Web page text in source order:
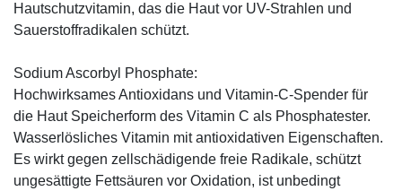
Hautschutzvitamin, das die Haut vor UV-Strahlen und
Sauerstoffradikalen schützt.
Sodium Ascorbyl Phosphate:
Hochwirksames Antioxidans und Vitamin-C-Spender für
die Haut Speicherform des Vitamin C als Phosphatester.
Wasserlösliches Vitamin mit antioxidativen Eigenschaften.
Es wirkt gegen zellschädigende freie Radikale, schützt
ungesättigte Fettsäuren vor Oxidation, ist unbedingt